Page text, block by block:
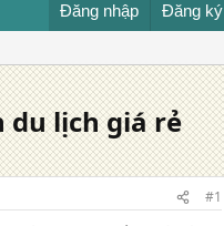
Đăng nhập Đăng ký
du lịch giá rẻ
#1